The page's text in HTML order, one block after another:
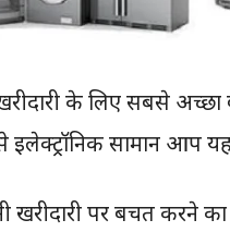
के लिए सबसे अच्छा
सामान आप
पर बचत करने